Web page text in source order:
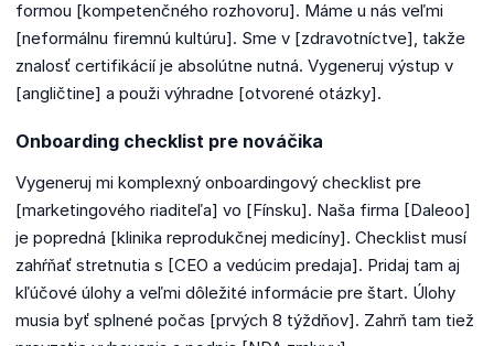
formou [kompetenčného rozhovoru]. Máme u nás veľmi
[neformálnu firemnú kultúru]. Sme v [zdravotníctve], takže
znalosť certifikácií je absolútne nutná. Vygeneruj výstup v
[angličtine] a použi výhradne [otvorené otázky].
Onboarding checklist pre nováčika
Vygeneruj mi komplexný onboardingový checklist pre
[marketingového riaditeľa] vo [Fínsku]. Naša firma [Daleoo]
je popredná [klinika reprodukčnej medicíny]. Checklist musí
zahŕňať stretnutia s [CEO a vedúcim predaja]. Pridaj tam aj
kľúčové úlohy a veľmi dôležité informácie pre štart. Úlohy
musia byť splnené počas [prvých 8 týždňov]. Zahrň tam tiež